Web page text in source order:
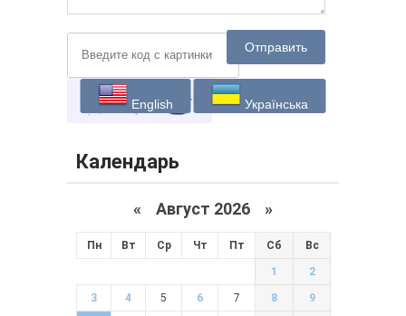
Отправить
English Українська
Календарь
« Август 2026 »
Пн Вт Ср Чт Пт Сб Вс
1 2
3 4 5 6 7 8 9